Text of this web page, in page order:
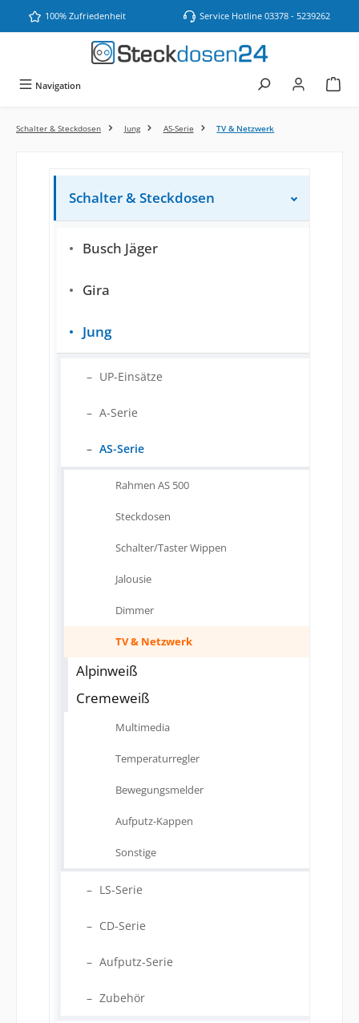
Zum Hauptinhalt springen
100% Zufriedenheit Service Hotline 03378 - 5239262
Navigation
Schalter & Steckdosen Jung AS-Serie TV & Netzwerk
Schalter & Steckdosen
Busch Jäger
Gira
Jung
UP-Einsätze
A-Serie
AS-Serie
Rahmen AS 500
Steckdosen
Schalter/Taster Wippen
Jalousie
Dimmer
TV & Netzwerk
Alpinweiß
Cremeweiß
Multimedia
Temperaturregler
Bewegungsmelder
Aufputz-Kappen
Sonstige
LS-Serie
CD-Serie
Aufputz-Serie
Zubehör